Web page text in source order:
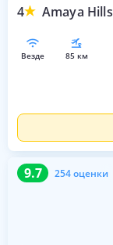
4 Amaya Hills
везде 85 км
9.7 254 оценки
9.7 254 оценки